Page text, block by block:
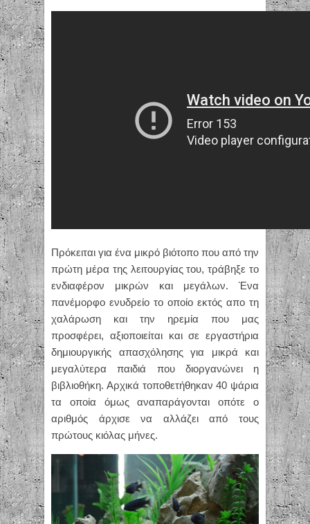
Πρόκειται για ένα μικρό βιότοπο που από την
πρώτη μέρα της λειτουργίας του, τράβηξε το
ενδιαφέρον μικρών και μεγάλων. Ένα
πανέμορφο ενυδρείο το οποίο εκτός απο τη
χαλάρωση και την ηρεμία που μας
προσφέρει, αξιοποιείται και σε εργαστήρια
δημιουργικής απασχόλησης για μικρά και
μεγαλύτερα παιδιά που διοργανώνει η
βιβλιοθήκη. Αρχικά τοποθετήθηκαν 40 ψάρια
τα οποία όμως αναπαράγονται οπότε ο
αριθμός άρχισε να αλλάζει από τους
πρώτους κιόλας μήνες.